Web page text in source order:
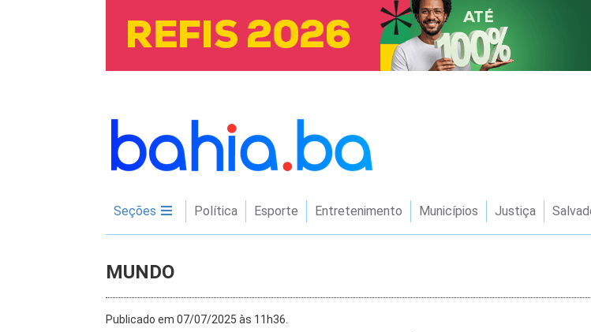
Seções Política Esporte Entretenimento Municípios Justiça
MUNDO
Publicado em 07/07/2025 às 11h36.